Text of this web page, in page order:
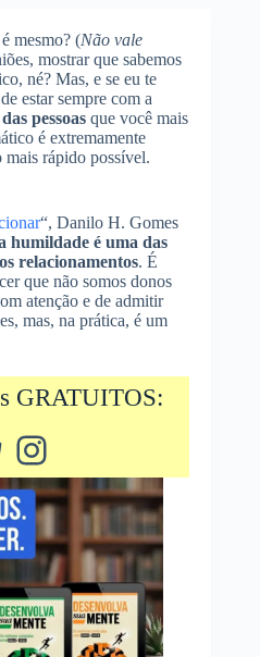
mesmo? (Não vale
mostrar que sabemos
né? Mas, e se eu te
estar sempre com a
pessoas que você mais
é extremamente
mais rápido possível.
“, Danilo H. Gomes
humildade é uma das
relacionamentos. É
que não somos donos
atenção e de admitir
mas, na prática, é um
GRATUITOS:
Instagram